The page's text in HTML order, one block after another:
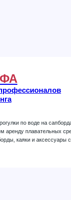
по воде на
аренду плавательных
каяки и аксессуары